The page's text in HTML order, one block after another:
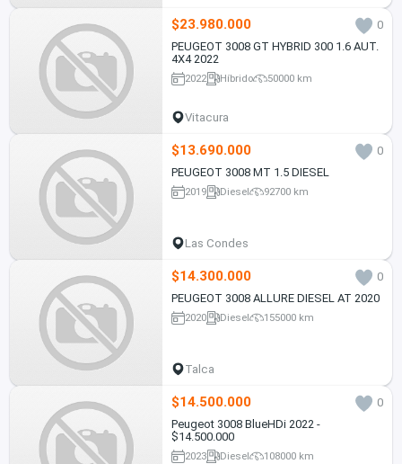
$23.980.000
0
PEUGEOT 3008 GT HYBRID 300 1.6 AUT.
4X4 2022
2022 Híbrido 50000 km
Vitacura
$13.690.000
0
PEUGEOT 3008 MT 1.5 DIESEL
2019 Diesel 92700 km
Las Condes
$14.300.000
0
PEUGEOT 3008 ALLURE DIESEL AT 2020
2020 Diesel 155000 km
Talca
$14.500.000
0
Peugeot 3008 BlueHDi 2022 -
$14.500.000
2023 Diesel 108000 km